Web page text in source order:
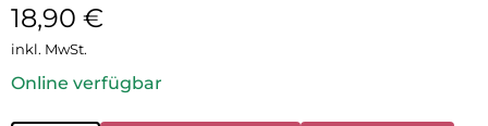
18,90 €
inkl. MwSt.
Online verfügbar